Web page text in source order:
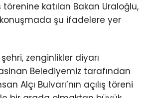
törenine katılan Bakan Uraloğlu,
şu ifadelere yer
şehri, zenginlikler diyarı
Belediyemiz tarafından
Alçı Bulvarı’nın açılış töreni